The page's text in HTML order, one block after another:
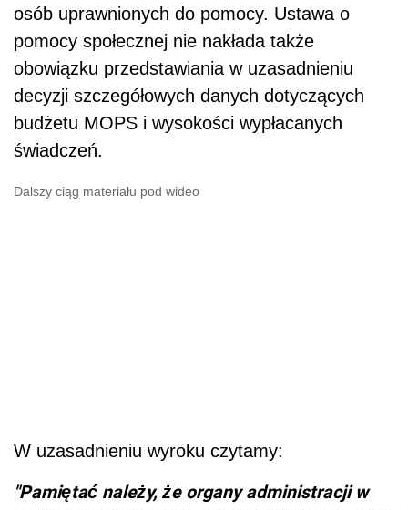
osób uprawnionych do pomocy. Ustawa o
pomocy społecznej nie nakłada także
obowiązku przedstawiania w uzasadnieniu
decyzji szczegółowych danych dotyczących
budżetu MOPS i wysokości wypłacanych
świadczeń.
Dalszy ciąg materiału pod wideo
W uzasadnieniu wyroku czytamy:
"Pamiętać należy, że organy administracji w